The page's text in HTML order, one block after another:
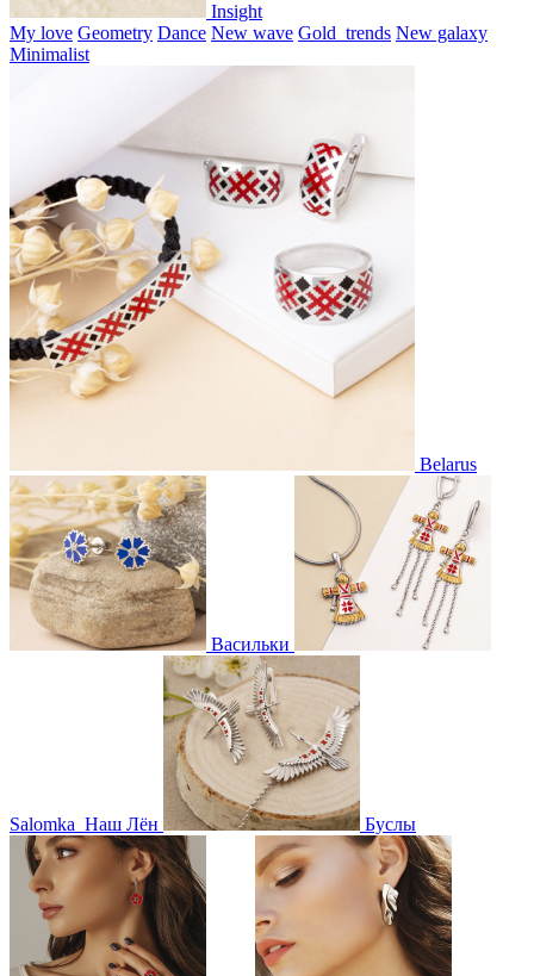
Insight
My love Geometry Dance New wave Gold_trends New galaxy
Minimalist
Belarus
Васильки
Salomka Наш Лён Буслы